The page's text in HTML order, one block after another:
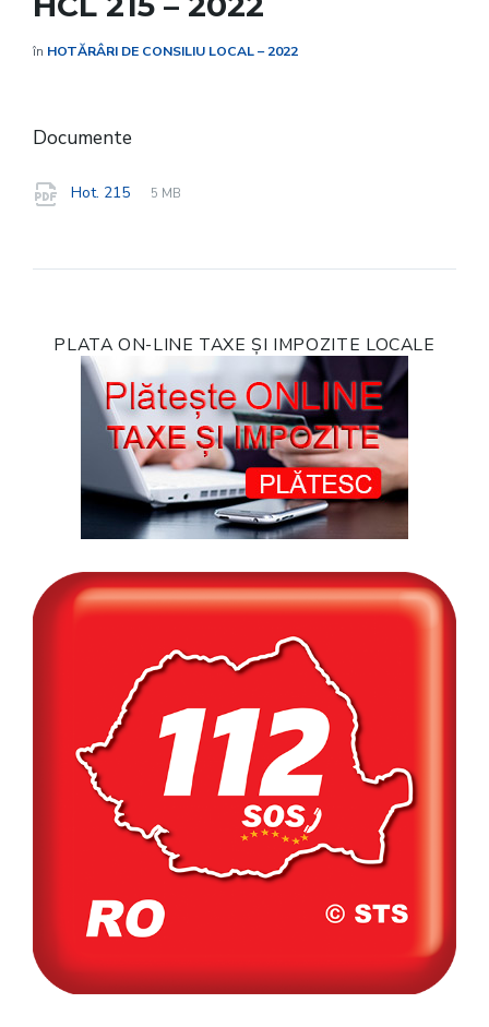
în HOTĂRÂRI DE CONSILIU LOCAL – 2022
Documente
Hot. 215
File
pdf
File
5 MB
PLATA ON-LINE TAXE ȘI IMPOZITE LOCALE